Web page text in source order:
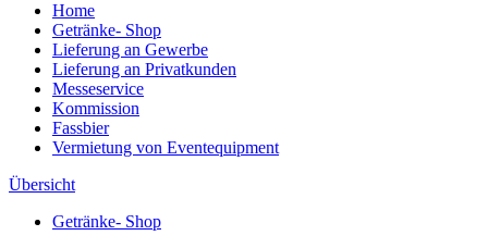
Home
Getränke- Shop
Lieferung an Gewerbe
Lieferung an Privatkunden
Messeservice
Kommission
Fassbier
Vermietung von Eventequipment
Übersicht
Getränke- Shop